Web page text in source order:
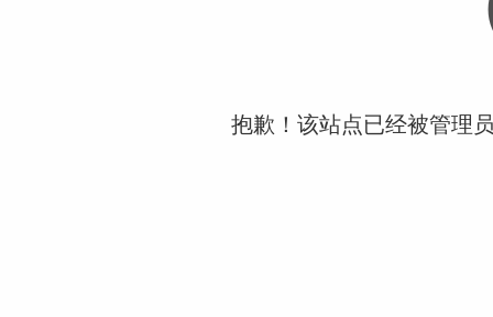
抱歉！该站点已经被管理